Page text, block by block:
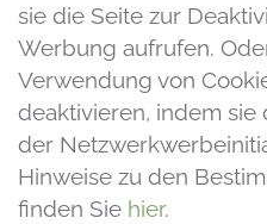
sie die Seite zur
Werbung aufrufen.
Verwendung von
deaktivieren, indem sie
der
Hinweise zu den
finden Sie hier.